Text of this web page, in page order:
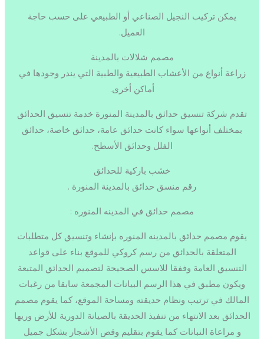
يمكن تركيب النجيل الصناعي أو الطبيعي على حسب حاجة
العميل.
مصمم شلالات بالمدينة
زراعة أنواع من الأعشاب الطبيعية والطبية التي يندر وجودها في
أماكن أخرى.
تقدم شركة تنسيق حدائق بالمدينة المنورة خدمة تنسيق الحدائق
بمختلف أنواعها سواء كانت حدائق عامة، حدائق خاصة، حدائق
الفلل وحدائق الأسطح.
خشب باركية للحدائق
رقم منسق حدائق بالمدينة المنورة .
مصمم حدائق في المدينه المنوره :
يقوم مصمم حدائق بالمدينه المنوره بإنشاء وتنسيق كل متطلبات
المتعلقة بالحدائق من رسم كروكي للموقع بناء على قواعد
التنسيق العامة وففقا للاسس الصحيحة لتصميم الحدائق المتبعة
ويكون مطبق في هذا الرسم البيانات المجمعة سابقا من رغبات
المالك في ترتيب ونظام حديقته ومساحة الموقع، كما يقوم مصمم
الحدائق بعد الانتهاء من تنفيذ الحديقة بالصيانة الدورية للأرض وريها
و مراعاة النباتات كما يقوم بتقليم وقص الأشجار بشكل جميل